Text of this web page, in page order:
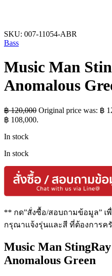
SKU: 007-11054-ABR
Bass
Music Man
Anomalous
฿120,000 Original price was: ฿
฿ 108,000.
In stock
In stock
** กด”สั่งซื้อ/สอบถามข้อมูล” เ
กรุณาแจ้งรุ่นและสี ที่ต้องการค
Music Man
Anomalous Green